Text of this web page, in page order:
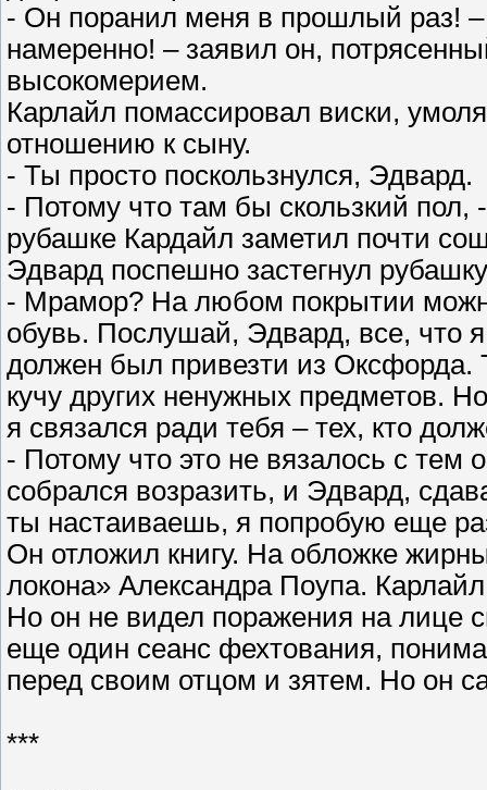
- Он поранил меня в прошлый раз!
намеренно! – заявил он,
высокомерием.
Карлайл помассировал виски,
отношению к сыну.
- Ты просто поскользнулся, Эдвард.
- Потому что там бы скользкий пол,
рубашке Кардайл заметил почти
Эдвард поспешно застегнул
- Мрамор? На любом покрытии
обувь. Послушай, Эдвард, все, что
должен был привезти из
кучу других ненужных предметов.
я связался ради тебя – тех, кто
- Потому что это не вязалось с тем
собрался возразить, и Эдвард,
ты настаиваешь, я попробую еще
Он отложил книгу. На обложке
локона» Александра Поупа.
Но он не видел поражения на лице
еще один сеанс фехтования,
перед своим отцом и зятем. Но он
***